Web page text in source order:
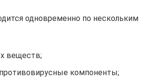
одновременно по нескольким
веществ;
компоненты;